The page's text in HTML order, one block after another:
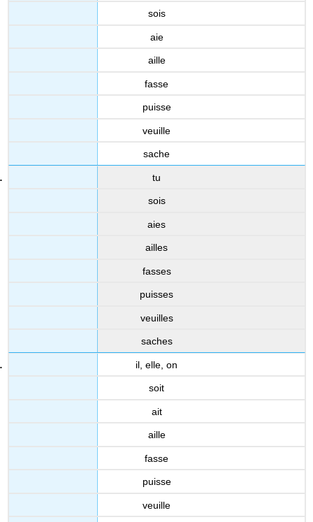
sois
aie
aille
fasse
puisse
veuille
sache
tu
sois
aies
ailles
fasses
puisses
veuilles
saches
il, elle, on
soit
ait
aille
fasse
puisse
veuille